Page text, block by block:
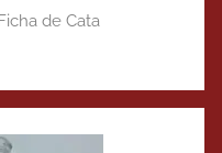
Ficha de Cata